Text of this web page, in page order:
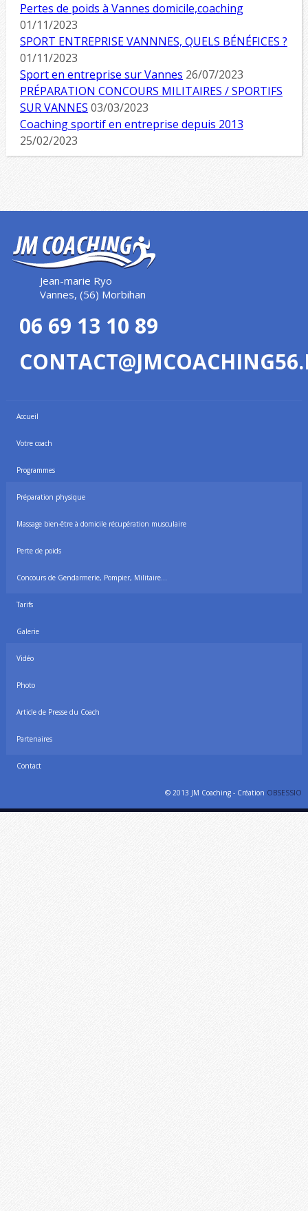
Pertes de poids à Vannes domicile,coaching
01/11/2023
SPORT ENTREPRISE VANNNES, QUELS BÉNÉFICES ?
01/11/2023
Sport en entreprise sur Vannes 26/07/2023
PRÉPARATION CONCOURS MILITAIRES / SPORTIFS
SUR VANNES 03/03/2023
Coaching sportif en entreprise depuis 2013
25/02/2023
Jean-marie Ryo
Vannes, (56) Morbihan
06 69 13 10 89
Accueil
Votre coach
Programmes
Préparation physique
Massage bien-être à domicile récupération musculaire
Perte de poids
Concours de Gendarmerie, Pompier, Militaire…
Tarifs
Galerie
Vidéo
Photo
Article de Presse du Coach
Partenaires
Contact
© 2013 JM Coaching - Création OBSESSIO